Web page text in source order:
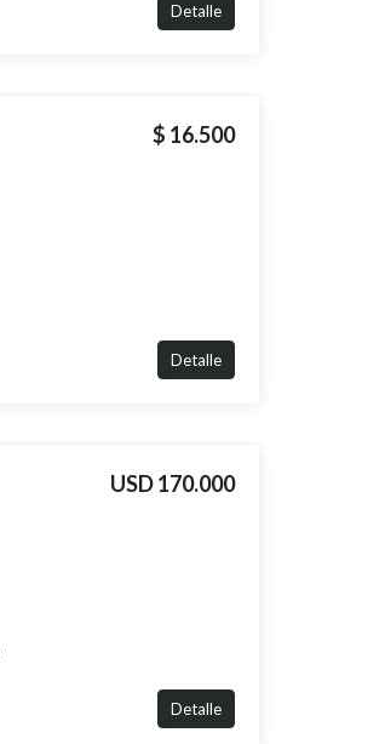
Detalle
$ 16.500
Detalle
USD 170.000
Detalle